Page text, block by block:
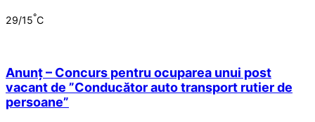
29/15°C
Anunț – Concurs pentru ocuparea unui post
vacant de ”Conducător auto transport rutier de
persoane”